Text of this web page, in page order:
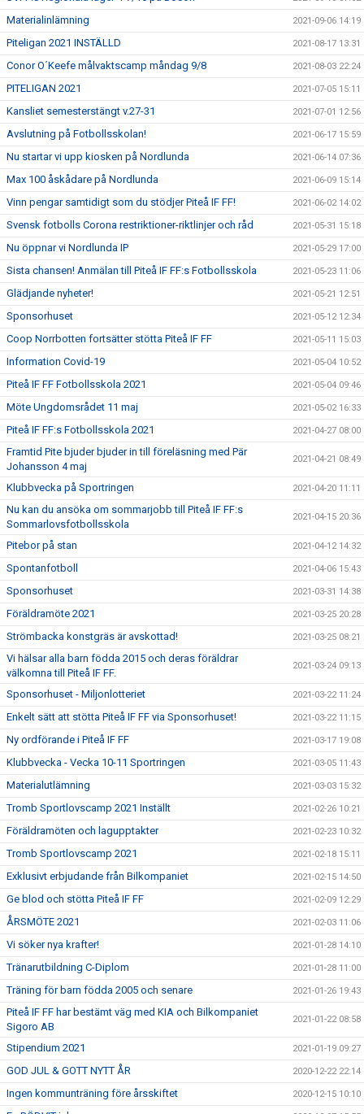
Materialinlämning 2021-09-06 14:19
Piteligan 2021 INSTÄLLD 2021-08-17 13:31
Conor O´Keefe målvaktscamp måndag 9/8 2021-08-03 22:24
PITELIGAN 2021 2021-07-05 15:11
Kansliet semesterstängt v.27-31 2021-07-01 12:56
Avslutning på Fotbollsskolan! 2021-06-17 15:59
Nu startar vi upp kiosken på Nordlunda 2021-06-14 07:36
Max 100 åskådare på Nordlunda 2021-06-09 15:14
Vinn pengar samtidigt som du stödjer Piteå IF FF! 2021-06-02 14:02
Svensk fotbolls Corona restriktioner-riktlinjer och råd 2021-05-31 15:18
Nu öppnar vi Nordlunda IP 2021-05-29 17:00
Sista chansen! Anmälan till Piteå IF FF:s Fotbollsskola 2021-05-23 11:06
Glädjande nyheter! 2021-05-21 12:51
Sponsorhuset 2021-05-12 12:34
Coop Norrbotten fortsätter stötta Piteå IF FF 2021-05-11 15:03
Information Covid-19 2021-05-04 10:52
Piteå IF FF Fotbollsskola 2021 2021-05-04 09:46
Möte Ungdomsrådet 11 maj 2021-05-02 16:33
Piteå IF FF:s Fotbollsskola 2021 2021-04-27 08:00
Framtid Pite bjuder bjuder in till föreläsning med Pär
Johansson 4 maj
2021-04-21 08:49
Klubbvecka på Sportringen 2021-04-20 11:11
Nu kan du ansöka om sommarjobb till Piteå IF FF:s
Sommarlovsfotbollsskola
2021-04-15 20:36
Pitebor på stan 2021-04-12 14:32
Spontanfotboll 2021-04-06 15:43
Sponsorhuset 2021-03-31 14:38
Föräldramöte 2021 2021-03-25 20:28
Strömbacka konstgräs är avskottad! 2021-03-25 08:21
Vi hälsar alla barn födda 2015 och deras föräldrar
välkomna till Piteå IF FF.
2021-03-24 09:13
Sponsorhuset - Miljonlotteriet 2021-03-22 11:24
Enkelt sätt att stötta Piteå IF FF via Sponsorhuset! 2021-03-22 11:15
Ny ordförande i Piteå IF FF 2021-03-17 19:08
Klubbvecka - Vecka 10-11 Sportringen 2021-03-05 11:43
Materialutlämning 2021-03-03 15:32
Tromb Sportlovscamp 2021 Inställt 2021-02-26 10:21
Föräldramöten och lagupptakter 2021-02-23 10:32
Tromb Sportlovscamp 2021 2021-02-18 15:11
Exklusivt erbjudande från Bilkompaniet 2021-02-15 14:50
Ge blod och stötta Piteå IF FF 2021-02-09 12:29
ÅRSMÖTE 2021 2021-02-03 11:06
Vi söker nya krafter! 2021-01-28 14:10
Tränarutbildning C-Diplom 2021-01-28 11:00
Träning för barn födda 2005 och senare 2021-01-26 19:43
Piteå IF FF har bestämt väg med KIA och Bilkompaniet
Sigoro AB
2021-01-22 08:58
Stipendium 2021 2021-01-19 09:27
GOD JUL & GOTT NYTT ÅR 2020-12-22 22:14
Ingen kommunträning före årsskiftet 2020-12-15 10:10